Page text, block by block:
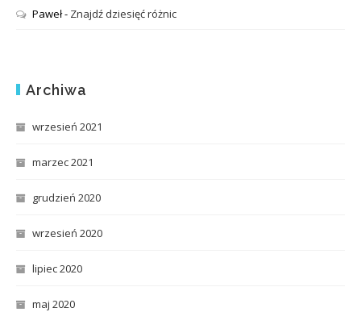
Paweł- Znajdź dziesięć różnic
Archiwa
wrzesień 2021
marzec 2021
grudzień 2020
wrzesień 2020
lipiec 2020
maj 2020